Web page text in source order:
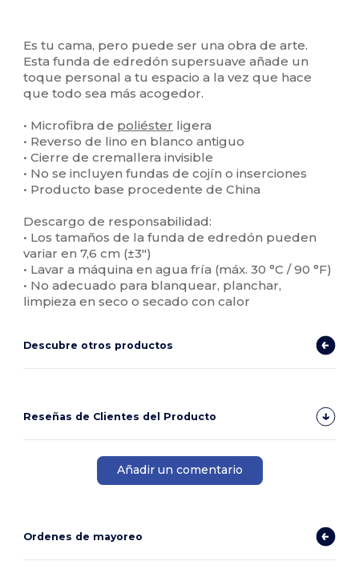
Es tu cama, pero puede ser una obra de arte.
Esta funda de edredón supersuave añade un
toque personal a tu espacio a la vez que hace
que todo sea más acogedor.
• Microfibra de poliéster ligera
• Reverso de lino en blanco antiguo
• Cierre de cremallera invisible
• No se incluyen fundas de cojín o inserciones
• Producto base procedente de China
Descargo de responsabilidad:
• Los tamaños de la funda de edredón pueden
variar en 7,6 cm (±3″)
• Lavar a máquina en agua fría (máx. 30 °C / 90 °F)
• No adecuado para blanquear, planchar,
limpieza en seco o secado con calor
Descubre otros productos
Reseñas de Clientes del Producto
Añadir un comentario
Ordenes de mayoreo